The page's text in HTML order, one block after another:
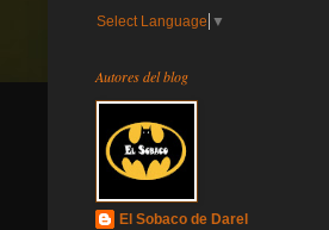
Select Language ▼
Autores del blog
El Sobaco de Darel